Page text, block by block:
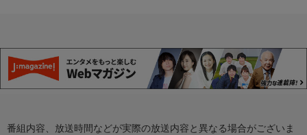
番組内容、放送時間などが実際の放送内容と異なる場合がございま